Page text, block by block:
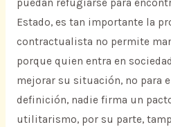
puedan refugiarse para
Estado, es tan importante la
contractualista no permite
porque quien entra en
mejorar su situación, no para
definición, nadie firma un
utilitarismo, por su parte,